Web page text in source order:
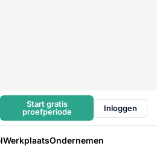
Start gratis
proefperiode
Inloggen
WerkplaatsOndernemen